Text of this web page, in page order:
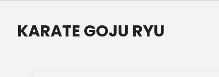
KARATE GOJU RYU